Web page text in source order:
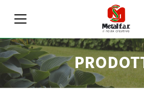
IT EN